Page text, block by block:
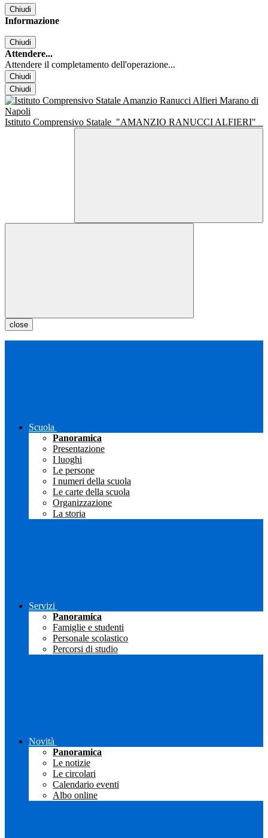
Chiudi
Informazione
Chiudi
Attendere...
Attendere il completamento dell'operazione...
Chiudi
Chiudi
Istituto Comprensivo Statale "AMANZIO RANUCCI ALFIERI"
close
Scuola
Panoramica
Presentazione
I luoghi
Le persone
I numeri della scuola
Le carte della scuola
Organizzazione
La storia
Servizi
Panoramica
Famiglie e studenti
Personale scolastico
Percorsi di studio
Novità
Panoramica
Le notizie
Le circolari
Calendario eventi
Albo online